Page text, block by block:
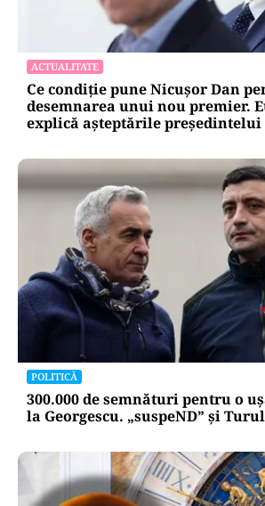
ACTUALITATE
Ce condiție pune Nicușor Dan
desemnarea unui nou premier.
explică așteptările președintelui
POLITICĂ
300.000 de semnături pentru o
la Georgescu. „suspeND” și